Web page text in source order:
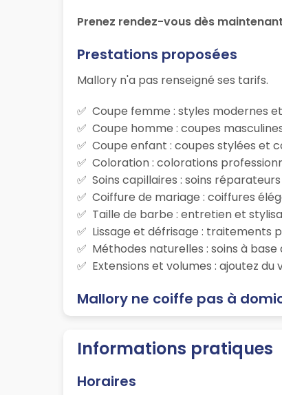
Prenez rendez-vous dès
Prestations proposées
Mallory n'a pas renseigné ses tarifs.
Coupe femme : styles modernes
Coupe homme : coupes
Coupe enfant : coupes stylées et
Coloration : colorations
Soins capillaires : soins
Coiffure de mariage : coiffures
Taille de barbe : entretien et
Lissage et défrisage : traitements
Méthodes naturelles : soins à
Extensions et volumes : ajoutez
Mallory ne coiffe pas à
Informations pratiques
Horaires